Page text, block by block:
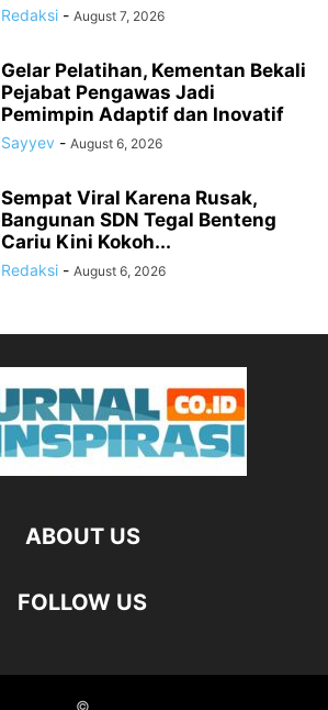
Redaksi - August 7, 2026
Gelar Pelatihan, Kementan Bekali
Pejabat Pengawas Jadi
Pemimpin Adaptif dan Inovatif
Sayyev - August 6, 2026
Sempat Viral Karena Rusak,
Bangunan SDN Tegal Benteng
Cariu Kini Kokoh...
Redaksi - August 6, 2026
ABOUT US
FOLLOW US
©